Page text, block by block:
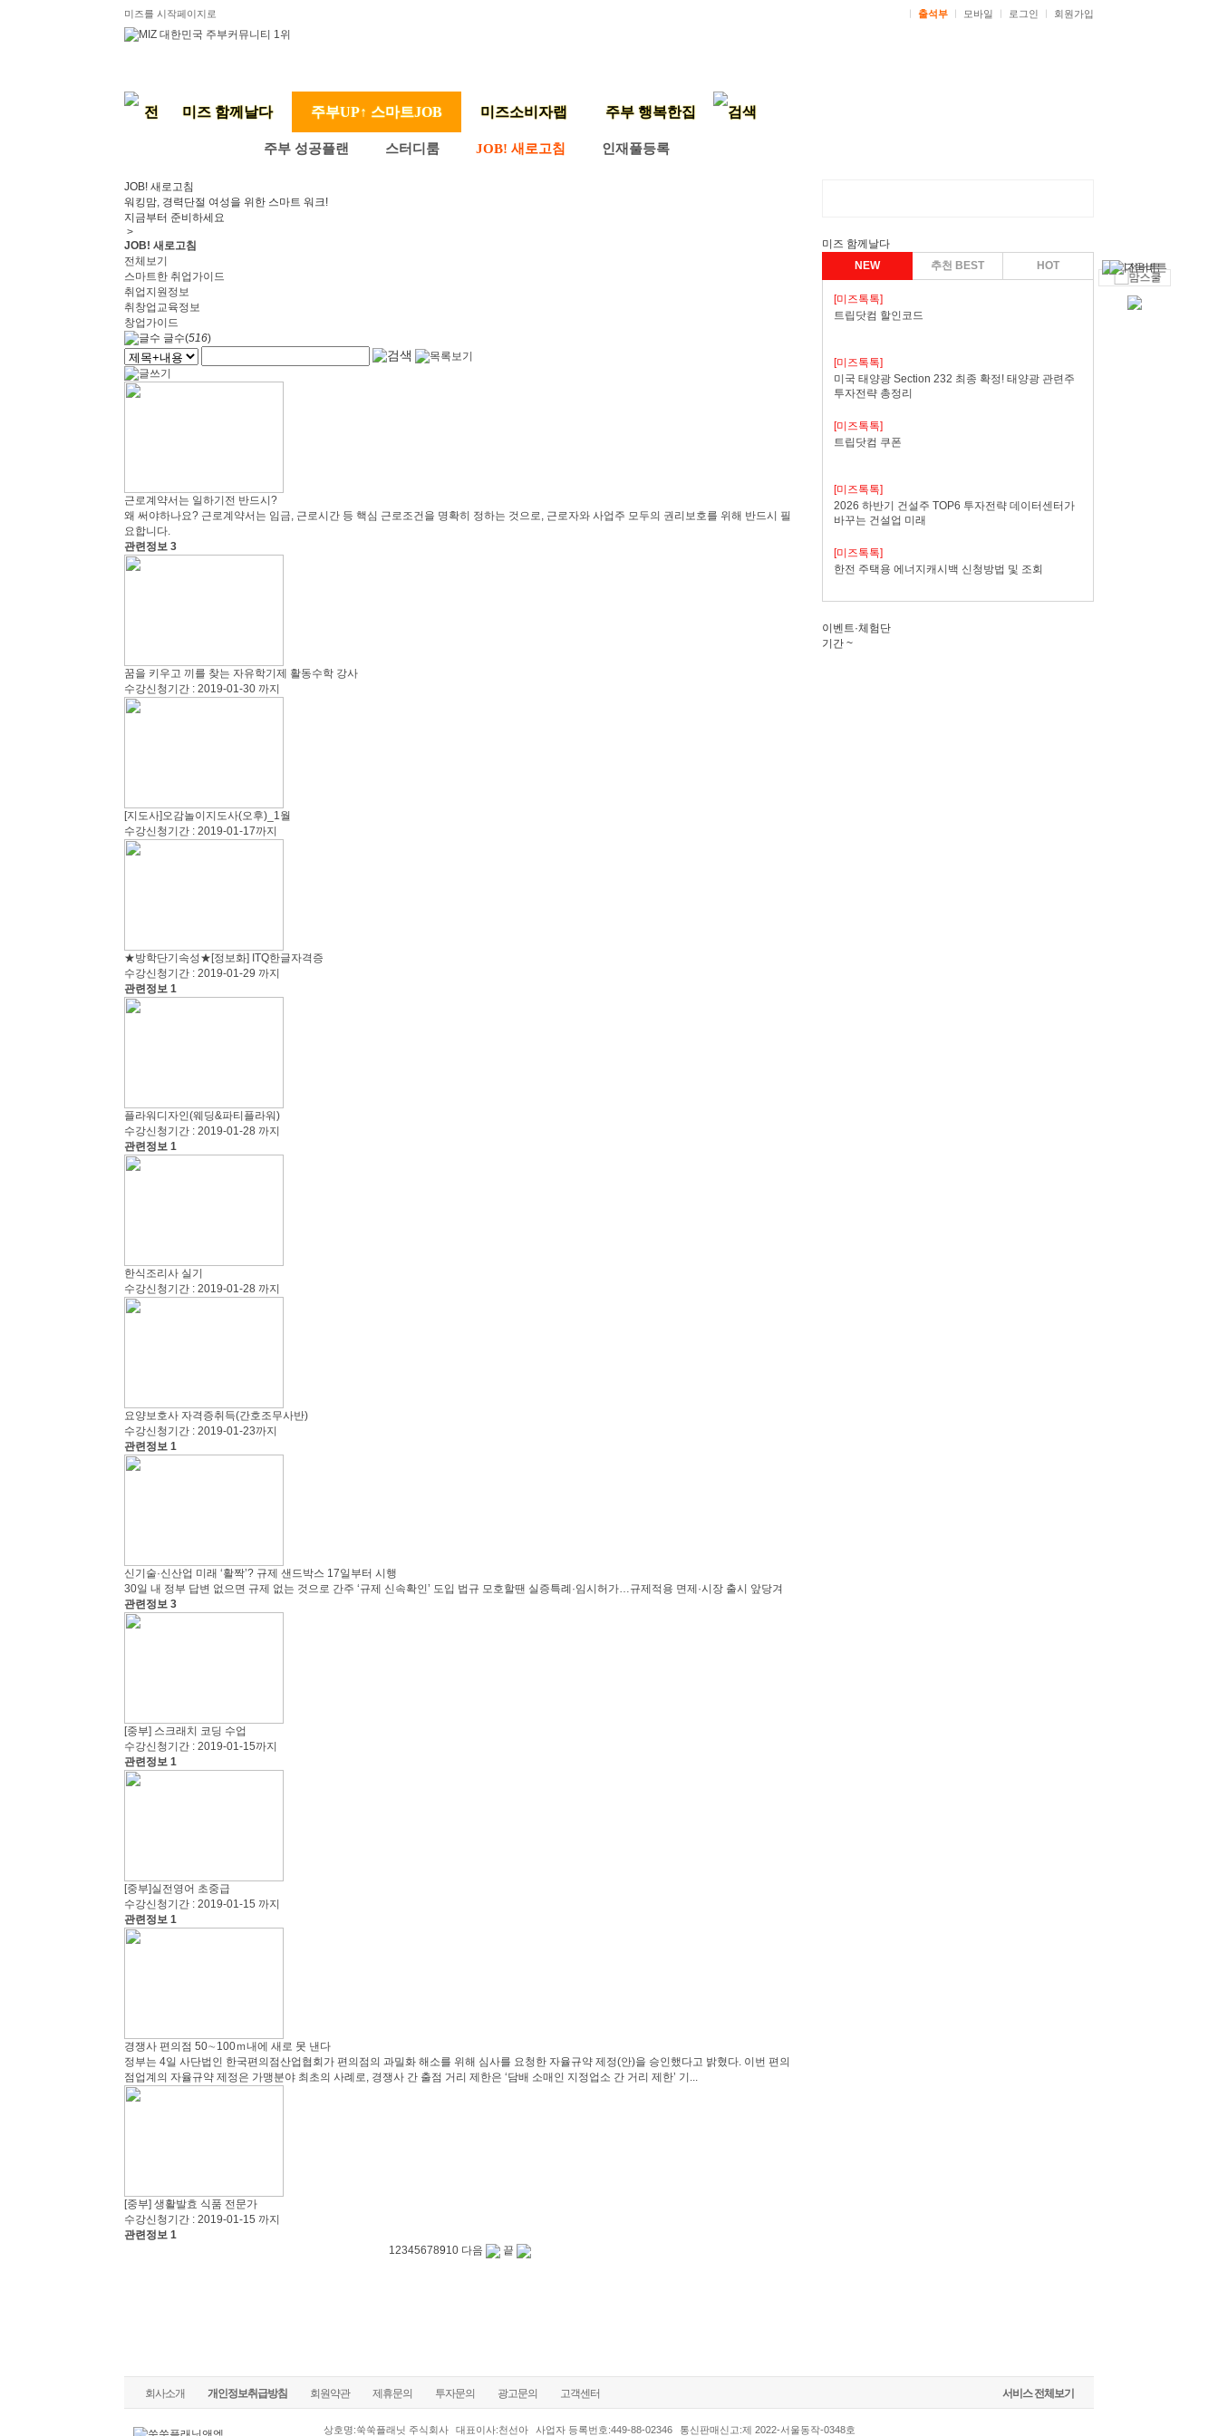
미즈를 시작페이지로 출석부 모바일 로그인 회원가입
미즈 함께날다 주부UP↑ 스마트JOB 미즈소비자랩 주부 행복한집
주부 성공플랜 스터디룸 JOB! 새로고침 인재풀등록
JOB! 새로고침
워킹맘, 경력단절 여성을 위한 스마트 워크!
지금부터 준비하세요
>
JOB! 새로고침
전체보기
스마트한 취업가이드
취업지원정보
취창업교육정보
창업가이드
글수(516)
근로계약서는 일하기전 반드시?
왜 써야하나요? 근로계약서는 임금, 근로시간 등 핵심 근로조건을 명확히 정하는 것으로, 근로자와 사업주 모두의 권리보호를 위해 반드시 필
요합니다.
관련정보 3
꿈을 키우고 끼를 찾는 자유학기제 활동수학 강사
수강신청기간 : 2019-01-30 까지
[지도사]오감놀이지도사(오후)_1월
수강신청기간 : 2019-01-17까지
★방학단기속성★[정보화] ITQ한글자격증
수강신청기간 : 2019-01-29 까지
관련정보 1
플라워디자인(웨딩&파티플라워)
수강신청기간 : 2019-01-28 까지
관련정보 1
한식조리사 실기
수강신청기간 : 2019-01-28 까지
요양보호사 자격증취득(간호조무사반)
수강신청기간 : 2019-01-23까지
관련정보 1
신기술·신산업 미래 ‘활짝’? 규제 샌드박스 17일부터 시행
30일 내 정부 답변 없으면 규제 없는 것으로 간주 ‘규제 신속확인’ 도입 법규 모호할땐 실증특례·임시허가…규제적용 면제·시장 출시 앞당겨
관련정보 3
[중부] 스크래치 코딩 수업
수강신청기간 : 2019-01-15까지
관련정보 1
[중부]실전영어 초중급
수강신청기간 : 2019-01-15 까지
관련정보 1
경쟁사 편의점 50∼100ｍ내에 새로 못 낸다
정부는 4일 사단법인 한국편의점산업협회가 편의점의 과밀화 해소를 위해 심사를 요청한 자율규약 제정(안)을 승인했다고 밝혔다. 이번 편의
점업계의 자율규약 제정은 가맹분야 최초의 사례로, 경쟁사 간 출점 거리 제한은 ‘담배 소매인 지정업소 간 거리 제한’ 기...
[중부] 생활발효 식품 전문가
수강신청기간 : 2019-01-15 까지
관련정보 1
12345678910 다음 끝
미즈 함께날다
NEW
추천 BEST HOT
[미즈톡톡]
트립닷컴 할인코드
[미즈톡톡]
미국 태양광 Section 232 최종 확정! 태양광 관련주
투자전략 총정리
[미즈톡톡]
트립닷컴 쿠폰
[미즈톡톡]
2026 하반기 건설주 TOP6 투자전략 데이터센터가
바꾸는 건설업 미래
[미즈톡톡]
한전 주택용 에너지캐시백 신청방법 및 조회
이벤트·체험단
기간 ~
회사소개 개인정보취급방침 회원약관 제휴문의 투자문의 광고문의 고객센터 서비스 전체보기
상호명:쑥쑥플래닛 주식회사 대표이사:천선아 사업자 등록번호:449-88-02346 통신판매신고:제 2022-서울동작-0348호